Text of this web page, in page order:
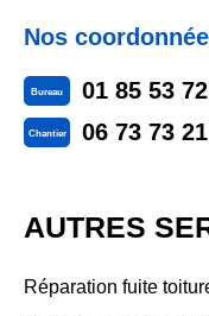
Nos
Bureau 01 85 53
Chantier 06 73 73
AUTRES
Réparation fuite